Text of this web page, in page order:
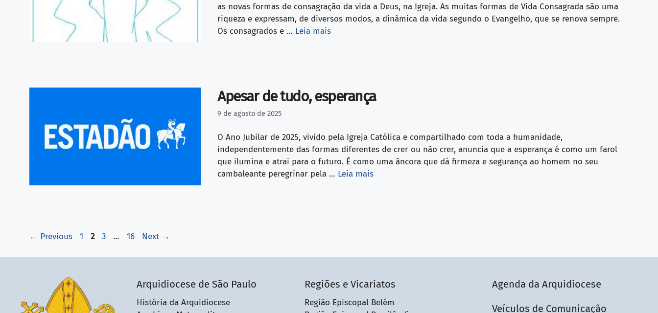
as novas formas de consagração da vida a Deus, na Igreja. As muitas formas de Vida Consagrada são uma
riqueza e expressam, de diversos modos, a dinâmica da vida segundo o Evangelho, que se renova sempre.
Os consagrados e … Leia mais
Apesar de tudo, esperança
9 de agosto de 2025
O Ano Jubilar de 2025, vivido pela Igreja Católica e compartilhado com toda a humanidade,
independentemente das formas diferentes de crer ou não crer, anuncia que a esperança é como um farol
que ilumina e atrai para o futuro. É como uma âncora que dá firmeza e segurança ao homem no seu
cambaleante peregrinar pela … Leia mais
← Previous Page
1 Page
2 Page
3 … Page
16 Next →
Arquidiocese de São Paulo
História da Arquidiocese
Regiões e Vicariatos
Região Episcopal Belém
Agenda da Arquidiocese
Veículos de Comunicação